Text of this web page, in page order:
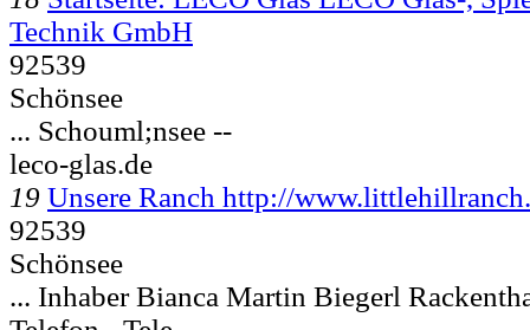
Technik GmbH
92539
Schönsee
... Schouml;nsee --
leco-glas.de
19 Unsere Ranch http://
92539
Schönsee
... Inhaber Bianca Martin Biegerl